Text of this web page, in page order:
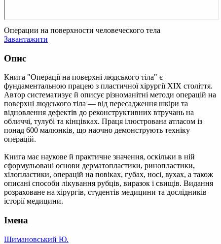
Операции на поверхности человеческого тела
Завантажити
Опис
Книга "Операції на поверхні людського тіла" є
фундаментальною працею з пластичної хірургії XIX століття.
Автор систематизує й описує різноманітні методи операцій на
поверхні людського тіла — від пересадження шкіри та
відновлення дефектів до реконструктивних втручань на
обличчі, тулубі та кінцівках. Праця ілюстрована атласом із
понад 600 малюнків, що наочно демонструють техніку
операцій.
Книга має наукове й практичне значення, оскільки в ній
сформульовані основи дерматопластики, ринопластики,
хілопластики, операцій на повіках, губах, носі, вухах, а також
описані способи лікування рубців, виразок і свищів. Видання
розраховане на хірургів, студентів медицини та дослідників
історії медицини.
Імена
Шимановський Ю.